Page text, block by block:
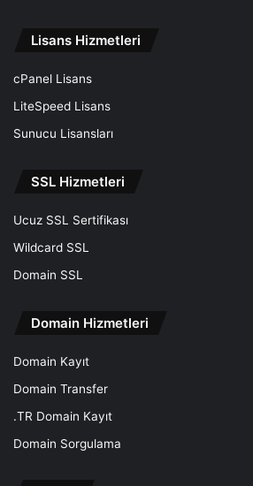
Lisans Hizmetleri
cPanel Lisans
LiteSpeed Lisans
Sunucu Lisansları
SSL Hizmetleri
Ucuz SSL Sertifikası
Wildcard SSL
Domain SSL
Domain Hizmetleri
Domain Kayıt
Domain Transfer
.TR Domain Kayıt
Domain Sorgulama